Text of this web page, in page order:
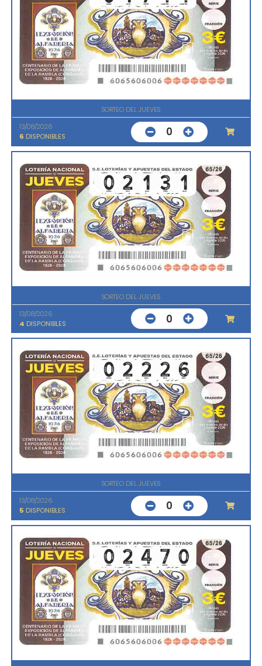
SORTEO DEL JUEVES
13/08/2026
6 DISPONIBLES 0
SORTEO DEL JUEVES
13/08/2026
4 DISPONIBLES 0
SORTEO DEL JUEVES
13/08/2026
5 DISPONIBLES 0